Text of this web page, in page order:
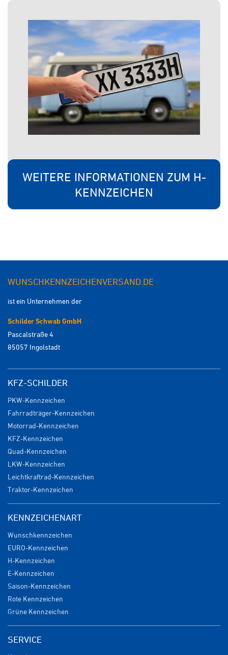
WEITERE INFORMATIONEN ZUM H-
KENNZEICHEN
WUNSCHKENNZEICHENVERSAND.DE
ist ein Unternehmen der
Schilder Schwab GmbH
Pascalstraße 4
85057 Ingolstadt
KFZ-SCHILDER
PKW-Kennzeichen
Fahrradträger-Kennzeichen
Motorrad-Kennzeichen
KFZ-Kennzeichen
Quad-Kennzeichen
LKW-Kennzeichen
Leichtkraftrad-Kennzeichen
Traktor-Kennzeichen
KENNZEICHENART
Wunschkennzeichen
EURO-Kennzeichen
H-Kennzeichen
E-Kennzeichen
Saison-Kennzeichen
Rote Kennzeichen
Grüne Kennzeichen
SERVICE